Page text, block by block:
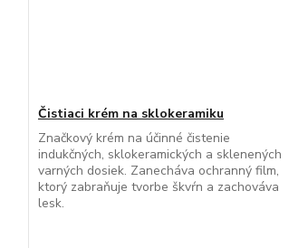
Čistiaci krém na sklokeramiku
Značkový krém na účinné čistenie
indukčných, sklokeramických a sklenených
varných dosiek. Zanecháva ochranný film,
ktorý zabraňuje tvorbe škvŕn a zachováva
lesk.